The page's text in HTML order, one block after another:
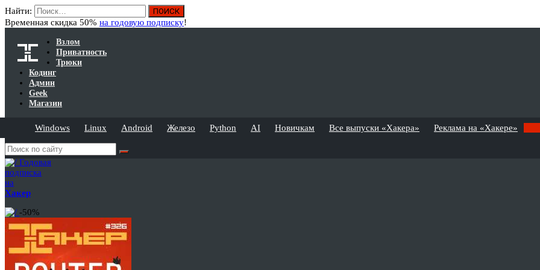
Найти:
Временная скидка 50% на годовую подписку!
Взлом
Приватность
Трюки
Кодинг
Админ
Geek
Магазин
Windows Linux Android Железо Python AI Новичкам Все выпуски «Хакера» Реклама на «Хакере»
Годовая
подписка
на
Хакер
-50%